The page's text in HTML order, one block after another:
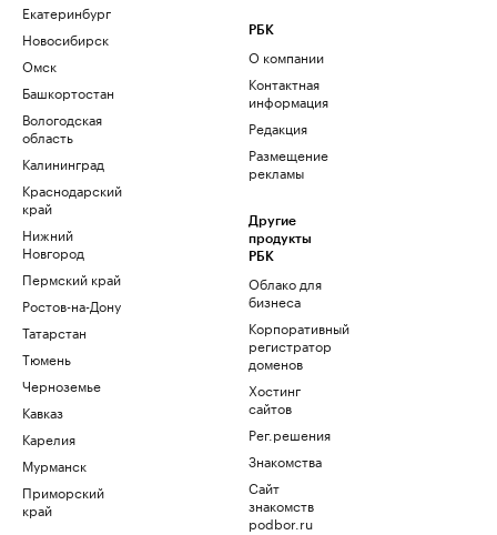
Екатеринбург
Новосибирск
Омск
Башкортостан
Вологодская
область
Калининград
Краснодарский
край
Нижний
Новгород
Пермский край
Ростов-на-Дону
Татарстан
Тюмень
Черноземье
Кавказ
Карелия
Мурманск
Приморский
край
РБК
О компании
Контактная
информация
Редакция
Размещение
рекламы
Другие
продукты
РБК
Облако для
бизнеса
Корпоративный
регистратор
доменов
Хостинг
сайтов
Рег.решения
Знакомства
Сайт
знакомств
podbor.ru